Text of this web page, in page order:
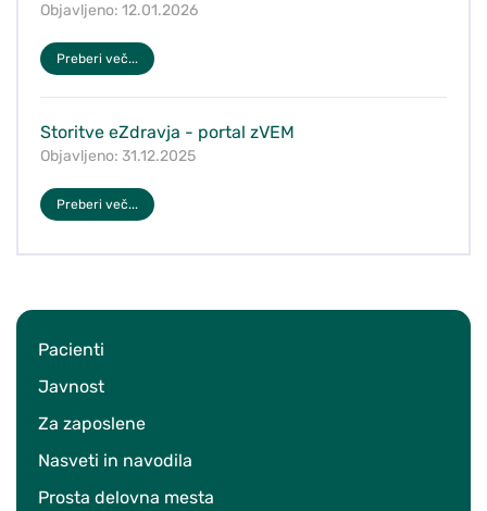
Pacienti
Javnost
Za zaposlene
Nasveti in navodila
Prosta delovna mesta
Objavljeno: 12.01.2026
Preberi več...
Storitve eZdravja - portal zVEM
Objavljeno: 31.12.2025
Preberi več...